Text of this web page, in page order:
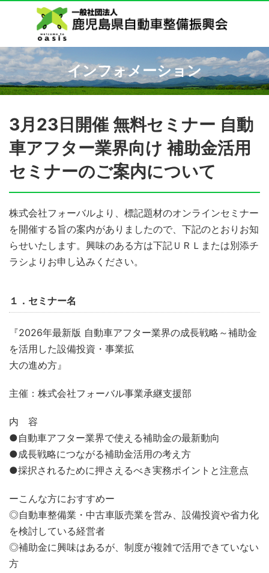
インフォメーション
3月23日開催 無料セミナー 自動
車アフター業界向け 補助金活用
セミナーのご案内について
株式会社フォーバルより、標記題材のオンラインセミナー
を開催する旨の案内がありましたので、下記のとおりお知
らせいたします。興味のある方は下記ＵＲＬまたは別添チ
ラシよりお申し込みください。
１．セミナー名
『2026年最新版 自動車アフター業界の成長戦略～補助金
を活用した設備投資・事業拡
大の進め方』
主催：株式会社フォーバル事業承継支援部
内 容
●自動車アフター業界で使える補助金の最新動向
●成長戦略につながる補助金活用の考え方
●採択されるために押さえるべき実務ポイントと注意点
ーこんな方におすすめー
◎自動車整備業・中古車販売業を営み、設備投資や省力化
を検討している経営者
◎補助金に興味はあるが、制度が複雑で活用できていない
方